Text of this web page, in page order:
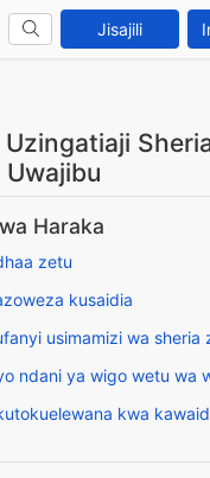
Jisajili
Haraka
zetu
kusaidia
usimamizi wa sheria
ndani ya wigo wetu wa
kwa